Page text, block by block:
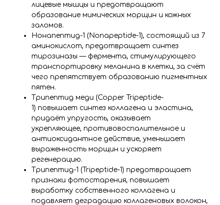
лицевые мышцы и предотвращают
образование мимических морщин и кожных
заломов.
Нонапептид-1 (Nonapeptide-1), состоящий из 7
аминокислот, предотвращает синтез
тирозиназы — фермента, стимулирующего
транспортировку меланина в клетки, за счёт
чего препятствует образованию пигментных
пятен.
Трипептид меди (Copper Tripeptide-
1) повышает синтез коллагена и эластина,
придаёт упругость, оказывает
укрепляющее, противовоспалительное и
антиоксидантное действие, уменьшает
выраженность морщин и ускоряет
регенерацию.
Трипептид-1 (Tripeptide-1) предотвращает
признаки фотостарения, повышает
выработку собственного коллагена и
подавляет деградацию коллагеновых волокон,